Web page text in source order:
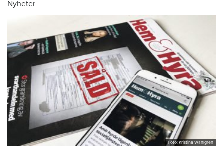
Nyheter
Foto: Kristina Wahlgren